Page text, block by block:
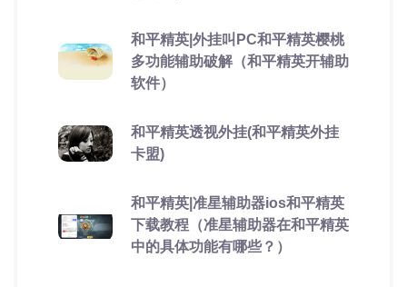
和平精英|外挂叫PC和平精英樱桃
多功能辅助破解（和平精英开辅助
软件）
和平精英透视外挂(和平精英外挂
卡盟)
和平精英|准星辅助器ios和平精英
下载教程（准星辅助器在和平精英
中的具体功能有哪些？）